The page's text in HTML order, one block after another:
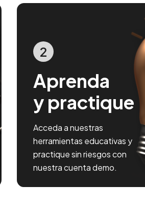
2
Aprenda
y practique
Acceda a nuestras
herramientas educativas y
practique sin riesgos con
nuestra cuenta demo.